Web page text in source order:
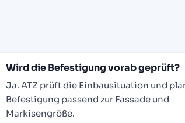
Wird die Befestigung vorab geprüft?
Ja. ATZ prüft die Einbausituation und
Befestigung passend zur Fassade und
Markisengröße.